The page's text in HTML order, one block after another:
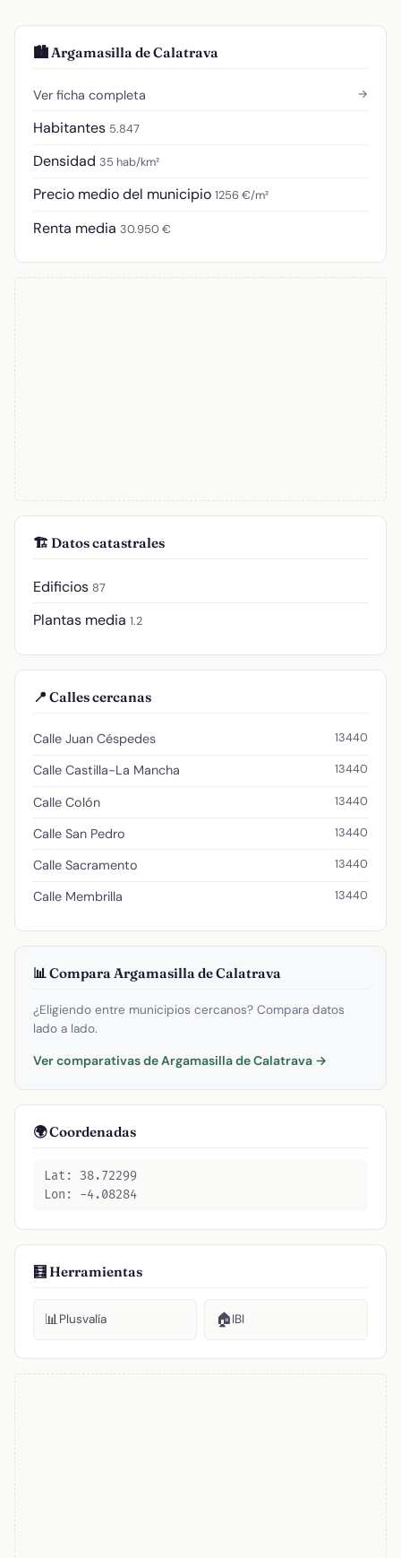
🏙️ Argamasilla de Calatrava
Ver ficha completa →
Habitantes 5.847
Densidad 35 hab/km²
Precio medio del municipio 1256 €/m²
Renta media 30.950 €
🏗️ Datos catastrales
Edificios 87
Plantas media 1.2
📍 Calles cercanas
Calle Juan Céspedes 13440
Calle Castilla-La Mancha 13440
Calle Colón 13440
Calle San Pedro 13440
Calle Sacramento 13440
Calle Membrilla 13440
📊 Compara Argamasilla de Calatrava
¿Eligiendo entre municipios cercanos? Compara datos
lado a lado.
Ver comparativas de Argamasilla de Calatrava →
🌍 Coordenadas
Lat: 38.72299
Lon: -4.08284
🧮 Herramientas
📊Plusvalía 🏠IBI